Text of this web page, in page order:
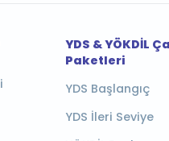
YDS & YÖKDİL
Paketleri
YDS Başlangıç
YDS İleri Seviye